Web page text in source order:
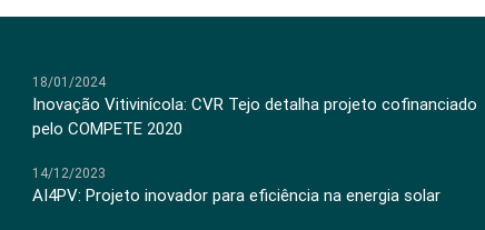
18/01/2024
Inovação Vitivinícola: CVR Tejo detalha projeto cofinanciado
pelo COMPETE 2020
14/12/2023
AI4PV: Projeto inovador para eficiência na energia solar